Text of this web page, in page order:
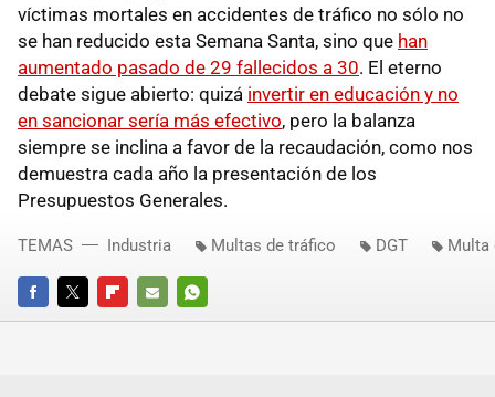
víctimas mortales en accidentes de tráfico no sólo no
se han reducido esta Semana Santa, sino que han
aumentado pasado de 29 fallecidos a 30. El eterno
debate sigue abierto: quizá invertir en educación y no
en sancionar sería más efectivo, pero la balanza
siempre se inclina a favor de la recaudación, como nos
demuestra cada año la presentación de los
Presupuestos Generales.
FACEBOOKTWITTERFLIPBOARD
E-
WHATSAPP
TEMAS Industria Multas de tráfico DGT Multa